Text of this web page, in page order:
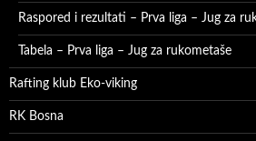
Raspored i rezultati – Prva liga – Jug za
Tabela – Prva liga – Jug za rukometaše
Rafting klub Eko-viking
RK Bosna